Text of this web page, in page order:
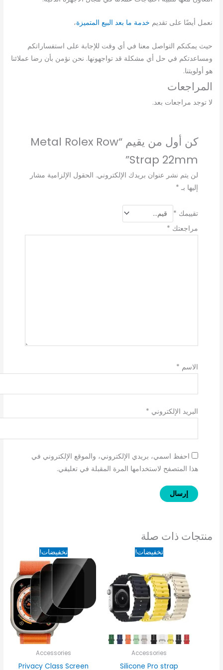
نعمل أيضًا على تقديم خدمة ما بعد البيع المتميزة،
حيث يمكنكم التواصل معنا في أي وقت للإجابة على استفساراتكم
ومساعدتكم في حل أي مشكلة قد تواجهونها. نحن نؤمن بأن رضا عملائنا
هو أولويتنا.
المراجعات
لا توجد مراجعات بعد.
كن أول من يقيم “Metal Rolex Row
Strap 22mm”
لن يتم نشر عنوان بريدك الإلكتروني. الحقول الإلزامية مشار
إليها بـ *
تقييمك *
مراجعتك *
الاسم *
البريد الإلكتروني *
احفظ اسمي، بريدي الإلكتروني، والموقع الإلكتروني في
هذا المتصفح لاستخدامها المرة المقبلة في تعليقي.
منتجات ذات صلة
تخفيضات!
Accessories
Silicone Pro strap
السعر
الأصلي
100EGP.
السعر
الحالي
80EGP.
تخفيضات!
Accessories
Privacy Class Screen
السعر
الأصلي
125EGP.
السعر
الحالي
هو:
100EGP.